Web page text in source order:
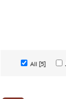
All [5]